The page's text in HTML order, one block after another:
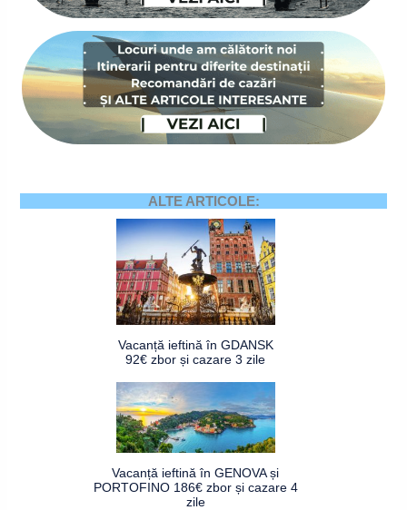
ALTE ARTICOLE:
Vacanță ieftină în GDANSK
92€ zbor și cazare 3 zile
Vacanță ieftină în GENOVA și
PORTOFINO 186€ zbor și cazare 4
zile